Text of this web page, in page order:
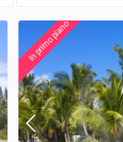
In primo piano